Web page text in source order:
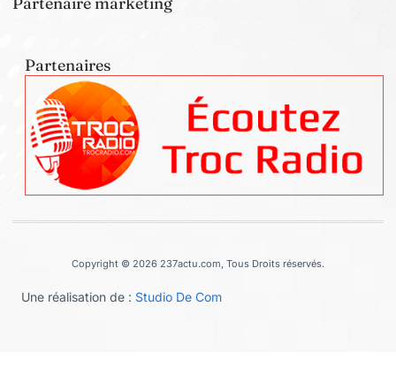
Partenaires
Copyright © 2026 237actu.com, Tous Droits réservés.
Une réalisation de : Studio De Com